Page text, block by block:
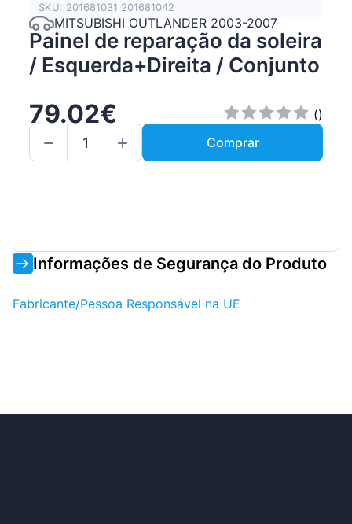
SKU: 201681031 201681042
MITSUBISHI OUTLANDER 2003-2007
Painel de reparação da soleira
/ Esquerda+Direita / Conjunto
79.02€
()
Comprar
Informações de Segurança do Produto
Fabricante/Pessoa Responsável na UE